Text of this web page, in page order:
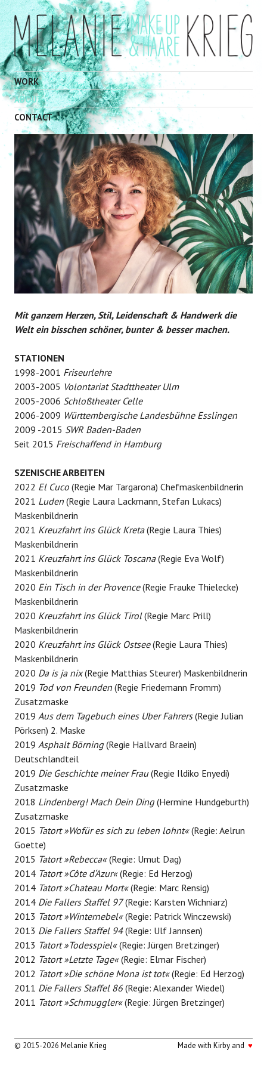
WORK
ABOUT
CONTACT
Mit ganzem Herzen, Stil, Leidenschaft & Handwerk die
Welt ein bisschen schöner, bunter & besser machen.
STATIONEN
1998-2001 Friseurlehre
2003-2005 Volontariat Stadttheater Ulm
2005-2006 Schloßtheater Celle
2006-2009 Württembergische Landesbühne Esslingen
2009 -2015 SWR Baden-Baden
Seit 2015 Freischaffend in Hamburg
SZENISCHE ARBEITEN
2022 El Cuco (Regie Mar Targarona) Chefmaskenbildnerin
2021 Luden (Regie Laura Lackmann, Stefan Lukacs)
Maskenbildnerin
2021 Kreuzfahrt ins Glück Kreta(Regie Laura Thies)
Maskenbildnerin
2021 Kreuzfahrt ins Glück Toscana(Regie Eva Wolf)
Maskenbildnerin
2020 Ein Tisch in der Provence(Regie Frauke Thielecke)
Maskenbildnerin
2020 Kreuzfahrt ins Glück Tirol(Regie Marc Prill)
Maskenbildnerin
2020 Kreuzfahrt ins Glück Ostsee(Regie Laura Thies)
Maskenbildnerin
2020 Da is ja nix(Regie Matthias Steurer) Maskenbildnerin
2019 Tod von Freunden (Regie Friedemann Fromm)
Zusatzmaske
2019 Aus dem Tagebuch eines Uber Fahrers(Regie Julian
Pörksen) 2. Maske
2019 Asphalt Börning(Regie Hallvard Braein)
Deutschlandteil
2019 Die Geschichte meiner Frau(Regie Ildiko Enyedi)
Zusatzmaske
2018 Lindenberg! Mach Dein Ding(Hermine Hundgeburth)
Zusatzmaske
2015 Tatort »Wofür es sich zu leben lohnt«(Regie: Aelrun
Goette)
2015 Tatort »Rebecca«(Regie: Umut Dag)
2014 Tatort »Côte d‘Azur«(Regie: Ed Herzog)
2014 Tatort »Chateau Mort«(Regie: Marc Rensig)
2014 Die Fallers Staffel 97(Regie: Karsten Wichniarz)
2013 Tatort »Winternebel«(Regie: Patrick Winczewski)
2013 Die Fallers Staffel 94(Regie: Ulf Jannsen)
2013 Tatort »Todesspiel«(Regie: Jürgen Bretzinger)
2012 Tatort »Letzte Tage«(Regie: Elmar Fischer)
2012 Tatort »Die schöne Mona ist tot«(Regie: Ed Herzog)
2011 Die Fallers Staffel 86(Regie: Alexander Wiedel)
2011 Tatort »Schmuggler«(Regie: Jürgen Bretzinger)
© 2015-2026 Melanie Krieg Made with Kirby and ♥